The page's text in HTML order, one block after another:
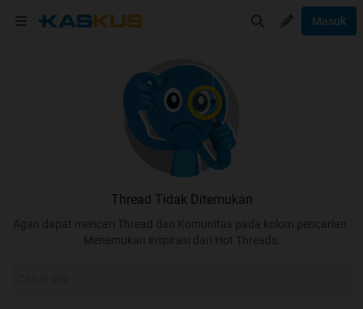
Masuk
Thread Tidak Ditemukan
Agan dapat mencari Thread dan Komunitas pada kolom pencarian.
Menemukan inspirasi dari Hot Threads.